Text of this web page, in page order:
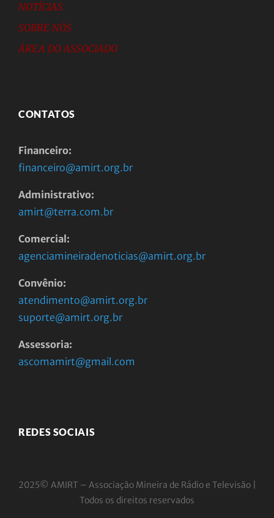
NOTÍCIAS
SOBRE NÓS
ÁREA DO ASSOCIADO
CONTATOS
Financeiro:
financeiro@amirt.org.br
Administrativo:
amirt@terra.com.br
Comercial:
agenciamineiradenoticias@amirt.org.br
Convênio:
atendimento@amirt.org.br
suporte@amirt.org.br
Assessoria:
ascomamirt@gmail.com
REDES SOCIAIS
2025© AMIRT – Associação Mineira de Rádio e Televisão |
Todos os direitos reservados